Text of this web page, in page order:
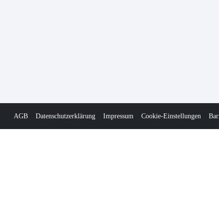
AGB Datenschutzerklärung Impressum Cookie-Einstellungen